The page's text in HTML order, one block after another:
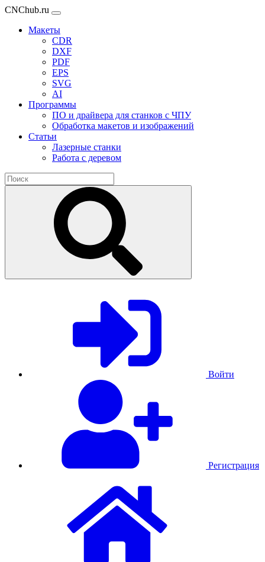
CNChub.ru
Макеты
CDR
DXF
PDF
EPS
SVG
AI
Программы
ПО и драйвера для станков с ЧПУ
Обработка макетов и изображений
Статьи
Лазерные станки
Работа с деревом
Войти
Регистрация